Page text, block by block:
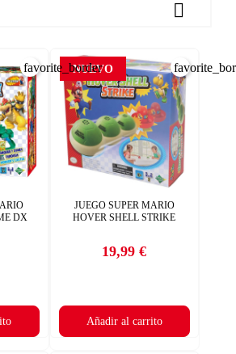

DX
favorite_border
JUEGO SUPER MARIO
HOVER SHELL STRIKE
Precio
19,99 €
NUEVO
Añadir al carrito